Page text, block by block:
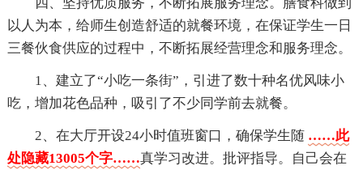
四、坚持优质服务，不断拓展服务理念。膳食科做到
以人为本，给师生创造舒适的就餐环境，在保证学生一日
三餐伙食供应的过程中，不断拓展经营理念和服务理念。
1、建立了“小吃一条街”，引进了数十种名优风味小
吃，增加花色品种，吸引了不少同学前去就餐。
2、在大厅开设24小时值班窗口，确保学生随 ……此
处隐藏13005个字……真学习改进。批评指导。自己会在